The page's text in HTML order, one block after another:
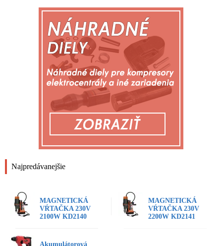
Najpredávanejšie
MAGNETICKÁ
VŔTAČKA 230V
2100W KD2140
MAGNETICKÁ
VŔTAČKA 230V
2200W KD2141
Akumulátorová